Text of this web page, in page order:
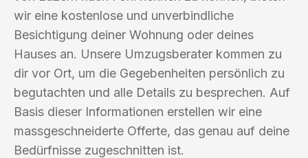
wir eine kostenlose und unverbindliche
Besichtigung deiner Wohnung oder deines
Hauses an. Unsere Umzugsberater kommen zu
dir vor Ort, um die Gegebenheiten persönlich zu
begutachten und alle Details zu besprechen. Auf
Basis dieser Informationen erstellen wir eine
massgeschneiderte Offerte, das genau auf deine
Bedürfnisse zugeschnitten ist.